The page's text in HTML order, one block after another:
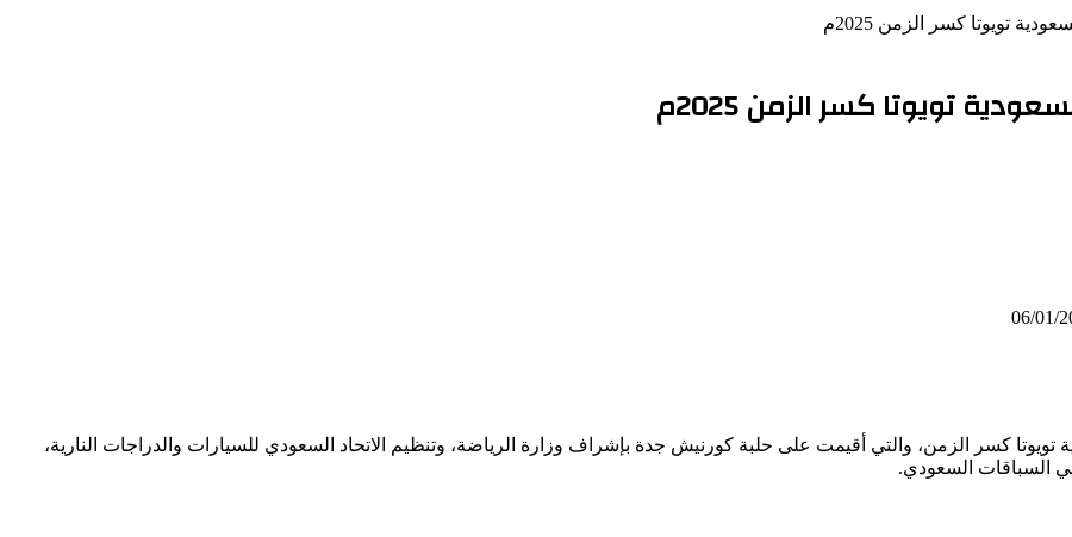
تويوتا كسر الزمن 2025م
تويوتا كسر الزمن 2025م
06/01/
كسر الزمن، والتي أقيمت على حلبة كورنيش جدة بإشراف وزارة الرياضة، وتنظيم الاتحاد السعودي للسيارات والدراجات النارية،
السباقات السعودي.